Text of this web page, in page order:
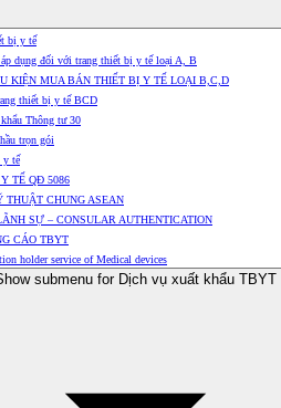
bị y tế
áp dụng đối với trang thiết bị y tế loại A, B
KIỆN MUA BÁN THIẾT BỊ Y TẾ LOẠI B,C,D
thiết bị y tế BCD
Thông tư 30
trọn gói
y tế
TẾ QĐ 5086
THUẬT CHUNG ASEAN
SỰ – CONSULAR AUTHENTICATION
CÁO TBYT
holder service of Medical devices
submenu for Dịch vụ xuất khẩu TBYT